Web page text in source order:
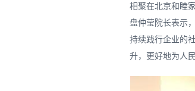
相聚在北京和睦
盘仲莹院长表示
持续践行企业的
升，更好地为人